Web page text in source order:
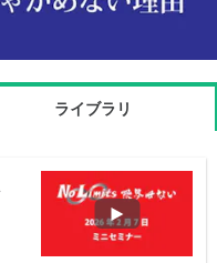
ライブラリ